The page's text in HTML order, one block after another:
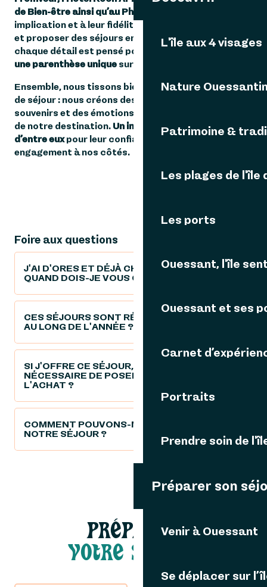
L'île aux 4 visages
Nature
Patrimoine &
Les plages de l'île
Les ports
Ouessant, l'île
Ouessant et ses
Carnet
Portraits
Prendre soin de
Préparer son
Venir à Ouessant
Se déplacer sur
de Bien-être ainsi qu’au Phare du Stiff
implication et à leur fidélité, nous pouvons imaginer
et proposer des séjours entièrement sur mesure, où
chaque détail est pensé pour offrir à nos visiteurs
une parenthèse unique sur l’île d’Ouessant.
Ensemble, nous tissons bien plus qu’un programme
de séjour : nous créons des rencontres, des
souvenirs et des émotions qui font toute la richesse
de notre destination. Un immense merci à chacun
d’entre euxpour leur confiance et leur précieux
engagement à nos côtés.
Foire aux questions
J'AI D'ORES ET DÉJÀ CHOISI MES DATES,
QUAND DOIS-JE VOUS CONTACTER ?
CES SÉJOURS SONT RÉALISABLES TOUT
AU LONG DE L'ANNÉE ?
SI J'OFFRE CE SÉJOUR, EST-IL
NÉCESSAIRE DE POSER DES DATES DÈS
L'ACHAT ?
COMMENT POUVONS-NOUS RÉGLER
NOTRE SÉJOUR ?
PRÉPARER
VOTRE SÉJOUR